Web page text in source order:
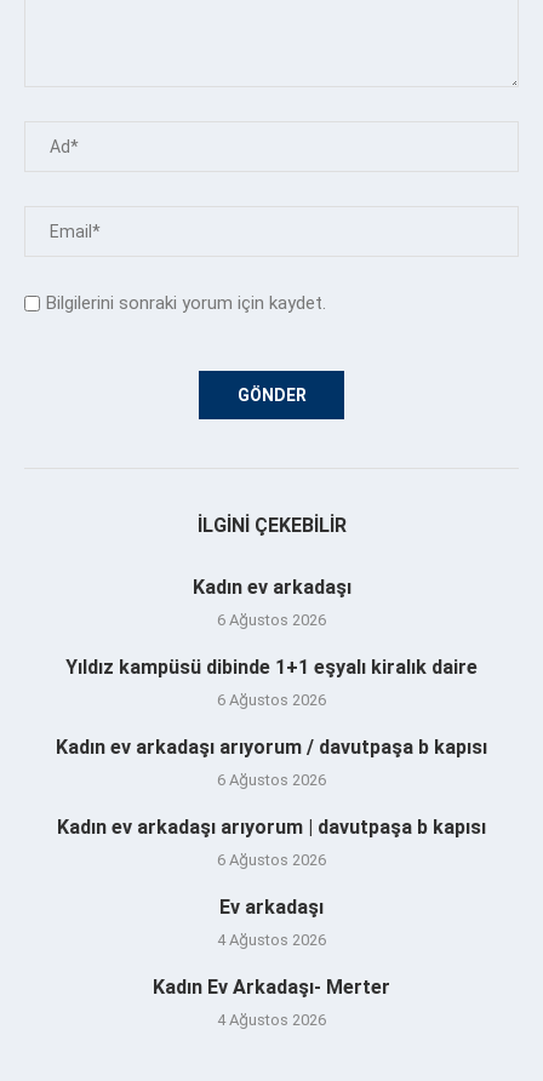
Bilgilerini sonraki yorum için kaydet.
İLGINI ÇEKEBILIR
Kadın ev arkadaşı
6 Ağustos 2026
Yıldız kampüsü dibinde 1+1 eşyalı kiralık daire
6 Ağustos 2026
Kadın ev arkadaşı arıyorum / davutpaşa b kapısı
6 Ağustos 2026
Kadın ev arkadaşı arıyorum | davutpaşa b kapısı
6 Ağustos 2026
Ev arkadaşı
4 Ağustos 2026
Kadın Ev Arkadaşı- Merter
4 Ağustos 2026